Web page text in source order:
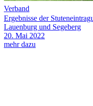
Verband
Ergebnisse der
Lauenburg und Segeberg
20. Mai 2022
mehr dazu